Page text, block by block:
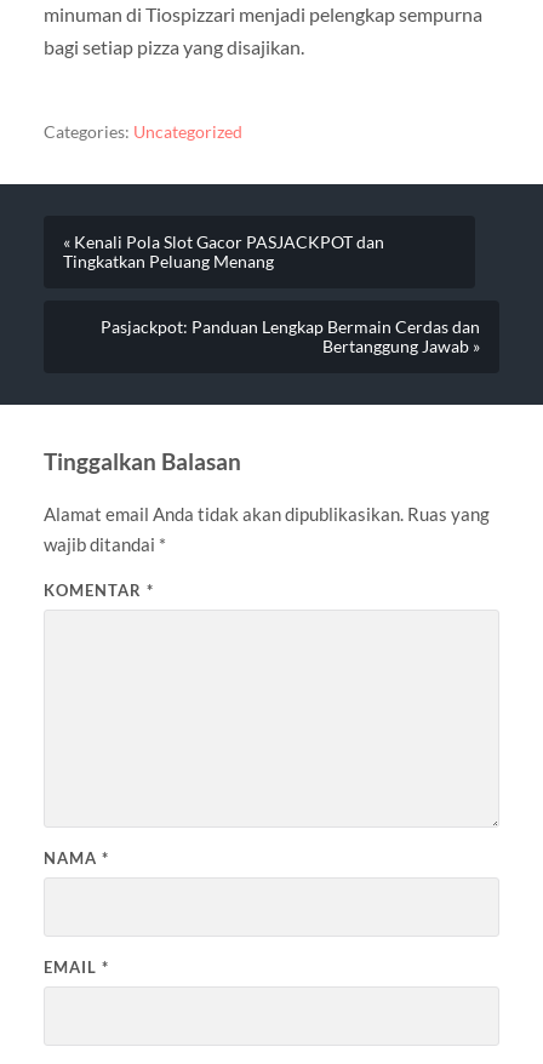
minuman di Tiospizzari menjadi pelengkap sempurna
bagi setiap pizza yang disajikan.
Categories: Uncategorized
« Kenali Pola Slot Gacor PASJACKPOT dan
Tingkatkan Peluang Menang
Pasjackpot: Panduan Lengkap Bermain Cerdas dan
Bertanggung Jawab »
Tinggalkan Balasan
Alamat email Anda tidak akan dipublikasikan. Ruas yang
wajib ditandai *
KOMENTAR *
NAMA *
EMAIL *